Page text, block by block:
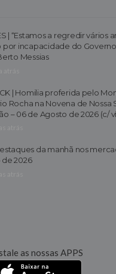
| “Estamos a regredir vários
por incapacidade do Governo
Messias
| Homilia proferida pelo
Rocha na Novena de Nossa
– 06 de Agosto de 2026 (c/
da manhã nos
2026
as nossas APPS